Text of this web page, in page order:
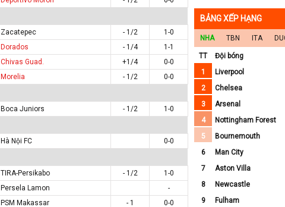
Zacatepec - 1/2
1-0
Dorados - 1/4
1-1
Chivas Guad. +1/4
0-0
Morelia - 1/2
0-0
Boca Juniors - 1/2
1-0
Hà Nội FC
0-0
TIRA-Persikabo - 1/2
1-0
Persela Lamon
-
PSM Makassar - 1
0-0
BẢNG XẾP HẠNG
NHA TBN ITA
TT Đội bóng
1
Liverpool
2
Chelsea
3
Arsenal
4
Nottingham Forest
5
Bournemouth
6
Man City
7
Aston Villa
8
Newcastle
9
Fulham